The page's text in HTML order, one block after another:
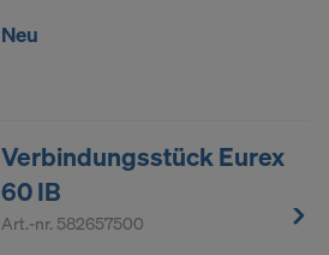
Neu
Verbindungsstück Eurex
60 IB
Art.-nr. 582657500